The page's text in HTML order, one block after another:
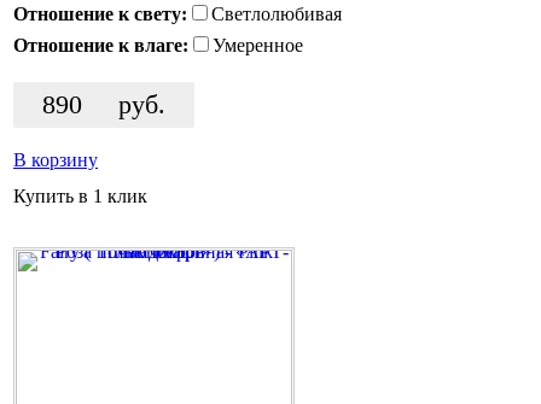
Отношение к свету:
Светлолюбивая
Отношение к влаге:
Умеренное
890 руб.
В корзину
Купить в 1 клик